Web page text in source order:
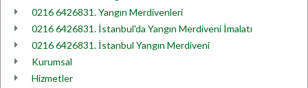
0216 6426831. Yangın Merdivenleri
0216 6426831. İstanbul'da Yangın Merdiveni İmalatı
0216 6426831. İstanbul Yangın Merdiveni
Kurumsal
Hizmetler